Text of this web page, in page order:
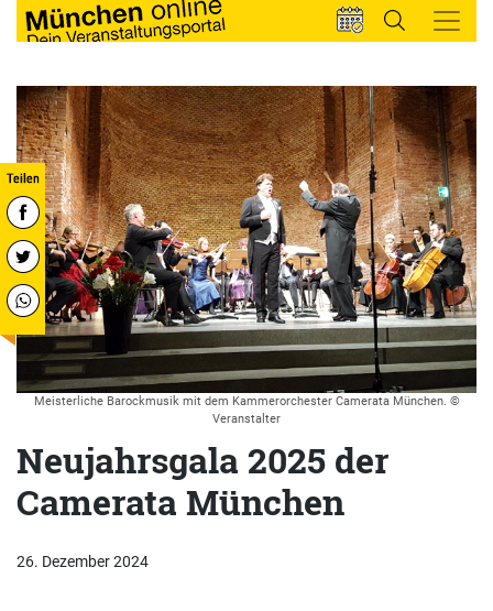
Meisterliche Barockmusik mit dem Kammerorchester Camerata München. ©
Veranstalter
Neujahrsgala 2025 der
Camerata München
26. Dezember 2024